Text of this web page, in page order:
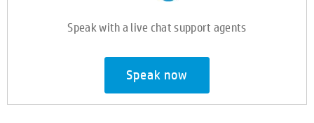
Speak with a live chat support agents
Speak now